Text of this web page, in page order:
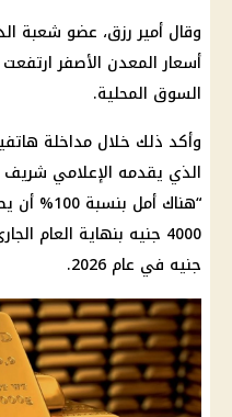
وقال أمير رزق، عضو شعبة
أسعار المعدن الأصفر
السوق المحلية.
وأكد ذلك خلال مداخلة
الذي يقدمه الإعلامي
جنيه في عام 2026.